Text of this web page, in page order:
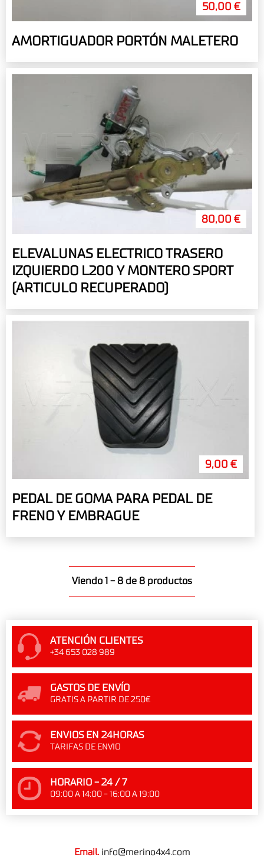
50,00 €
AMORTIGUADOR PORTÓN MALETERO
80,00 €
ELEVALUNAS ELECTRICO TRASERO
IZQUIERDO L200 Y MONTERO SPORT
(ARTICULO RECUPERADO)
9,00 €
PEDAL DE GOMA PARA PEDAL DE
FRENO Y EMBRAGUE
Viendo 1 - 8 de 8 productos
ATENCIÓN CLIENTES
+34 653 028 989
GASTOS DE ENVÍO
GRATIS A PARTIR DE 250€
ENVIOS EN 24HORAS
TARIFAS DE ENVIO
HORARIO - 24 / 7
09:00 A 14:00 - 16:00 A 19:00
Email. info@merino4x4.com